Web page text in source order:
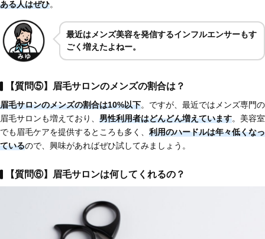
ある人はぜひ。
最近はメンズ美容を発信するインフルエンサーもす
ごく増えたよねー。
【質問⑤】眉毛サロンのメンズの割合は？
眉毛サロンのメンズの割合は10%以下。ですが、最近ではメンズ専門の
眉毛サロンも増えており、 男性利用者はどんどん増えています。美容室
でも眉毛ケアを提供するところも多く、 利用のハードルは年々低くなっ
ているので、興味があればぜひ試してみましょう。
【質問⑥】眉毛サロンは何してくれるの？